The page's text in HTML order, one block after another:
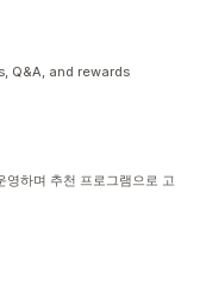
Q&A, and rewards
영하며 추천 프로그램으로 고